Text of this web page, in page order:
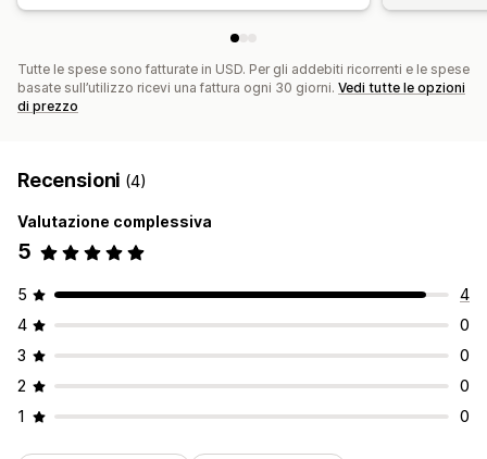
Tutte le spese sono fatturate in USD. Per gli addebiti ricorrenti e le spese
basate sull’utilizzo ricevi una fattura ogni 30 giorni. Vedi tutte le opzioni
di prezzo
Recensioni (4)
Valutazione complessiva
5
5
4
4
0
3
0
2
0
1
0